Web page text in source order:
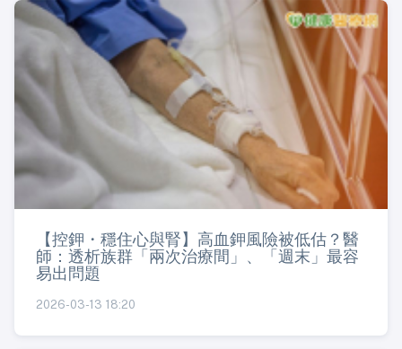
【控鉀・穩住心與腎】高血鉀風險被低估？醫
師：透析族群「兩次治療間」、「週末」最容
易出問題
2026-03-13 18:20